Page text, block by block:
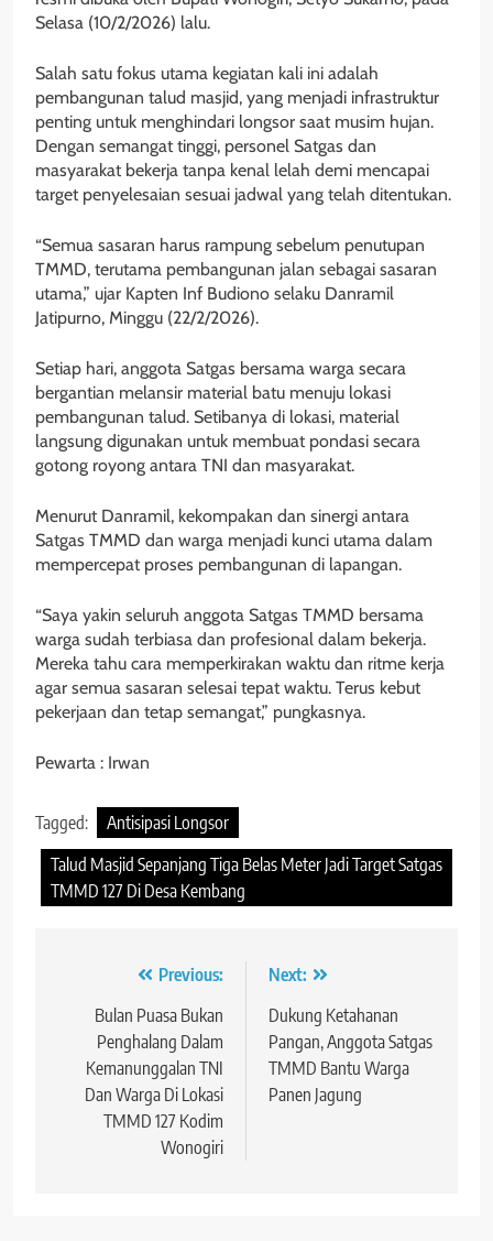
Selasa (10/2/2026) lalu.
Salah satu fokus utama kegiatan kali ini adalah
pembangunan talud masjid, yang menjadi infrastruktur
penting untuk menghindari longsor saat musim hujan.
Dengan semangat tinggi, personel Satgas dan
masyarakat bekerja tanpa kenal lelah demi mencapai
target penyelesaian sesuai jadwal yang telah ditentukan.
“Semua sasaran harus rampung sebelum penutupan
TMMD, terutama pembangunan jalan sebagai sasaran
utama,” ujar Kapten Inf Budiono selaku Danramil
Jatipurno, Minggu (22/2/2026).
Setiap hari, anggota Satgas bersama warga secara
bergantian melansir material batu menuju lokasi
pembangunan talud. Setibanya di lokasi, material
langsung digunakan untuk membuat pondasi secara
gotong royong antara TNI dan masyarakat.
Menurut Danramil, kekompakan dan sinergi antara
Satgas TMMD dan warga menjadi kunci utama dalam
mempercepat proses pembangunan di lapangan.
“Saya yakin seluruh anggota Satgas TMMD bersama
warga sudah terbiasa dan profesional dalam bekerja.
Mereka tahu cara memperkirakan waktu dan ritme kerja
agar semua sasaran selesai tepat waktu. Terus kebut
pekerjaan dan tetap semangat,” pungkasnya.
Pewarta : Irwan
Tagged:
Antisipasi Longsor
Talud Masjid Sepanjang Tiga Belas Meter Jadi Target Satgas
TMMD 127 Di Desa Kembang
Navigasi Previous:
Bulan Puasa Bukan
Penghalang Dalam
Kemanunggalan TNI
Dan Warga Di Lokasi
TMMD 127 Kodim
Wonogiri
Next:
Dukung Ketahanan
Pangan, Anggota Satgas
TMMD Bantu Warga
Panen Jagung